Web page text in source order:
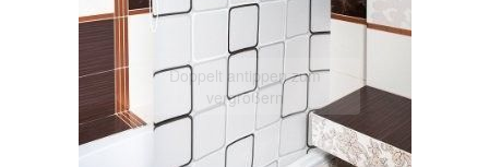
Doppelt antippen zum
vergrößern